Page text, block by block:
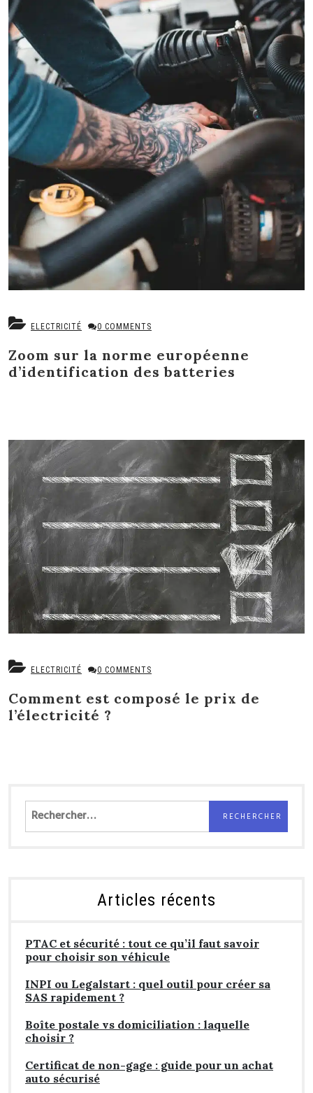
ELECTRICITÉ 0 COMMENTS
Zoom sur la norme européenne
d’identification des batteries
ELECTRICITÉ 0 COMMENTS
Comment est composé le prix de
l’électricité ?
Rechercher :
Articles récents
PTAC et sécurité : tout ce qu’il faut savoir
pour choisir son véhicule
INPI ou Legalstart : quel outil pour créer sa
SAS rapidement ?
Boîte postale vs domiciliation : laquelle
choisir ?
Certificat de non-gage : guide pour un achat
auto sécurisé